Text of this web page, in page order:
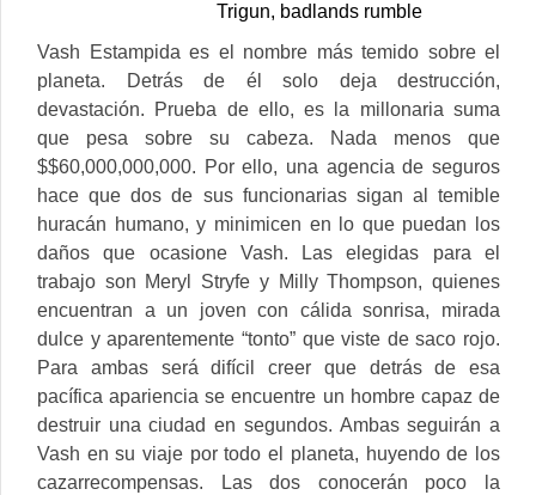
Trigun, badlands rumble
Vash Estampida es el nombre más temido sobre el
planeta. Detrás de él solo deja destrucción,
devastación. Prueba de ello, es la millonaria suma
que pesa sobre su cabeza. Nada menos que
$$60,000,000,000. Por ello, una agencia de seguros
hace que dos de sus funcionarias sigan al temible
huracán humano, y minimicen en lo que puedan los
daños que ocasione Vash. Las elegidas para el
trabajo son Meryl Stryfe y Milly Thompson, quienes
encuentran a un joven con cálida sonrisa, mirada
dulce y aparentemente “tonto” que viste de saco rojo.
Para ambas será difícil creer que detrás de esa
pacífica apariencia se encuentre un hombre capaz de
destruir una ciudad en segundos. Ambas seguirán a
Vash en su viaje por todo el planeta, huyendo de los
cazarrecompensas. Las dos conocerán poco la